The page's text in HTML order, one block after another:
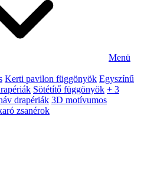
Menü
Kerti pavilon függönyök Egyszínű
Sötétítő függönyök + 3
drapériák 3D motívumos
zsanérok